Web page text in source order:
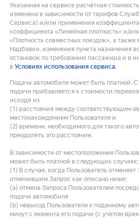
Указанная на сервисе расчётная
изменена в зависимости от тарифов
Сервиса) и/или применения
коэффициента «Линейная плотность» и/
«Плотность совместных поездок», а также
Надбавки, изменения пункта назначения
остановок по требованию пассажира и в
в Условиях использования сервиса.
Подача автомобиля может быть платной.
подачи прибавляется к стоимости
исходя из
(1) расстояния между соответствующим
местонахождением Пользователя и
(2) времени, необходимого для такого
преодолеть это расстояние.
В зависимости от местоположения
может быть платной в следующих случаях:
(1) В случае, когда Пользователь
отменившим Запрос как описано ниже:
(a) отмена Запроса Пользователем
подачи автомобиля
(b) невыход Пользователя к поданному
минут с момента его подачи (с учетом